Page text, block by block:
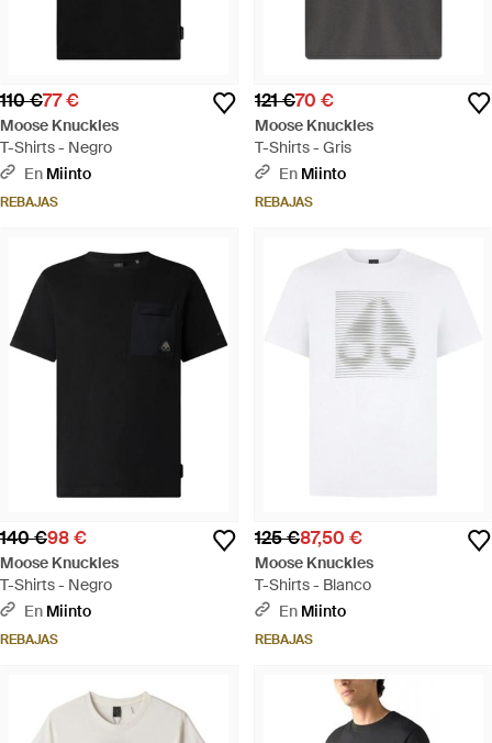
110 €77 €
Moose Knuckles
T-Shirts - Negro
En Miinto
REBAJAS
121 €70 €
Moose Knuckles
T-Shirts - Gris
En Miinto
REBAJAS
140 €98 €
Moose Knuckles
T-Shirts - Negro
En Miinto
REBAJAS
125 €87,50 €
Moose Knuckles
T-Shirts - Blanco
En Miinto
REBAJAS